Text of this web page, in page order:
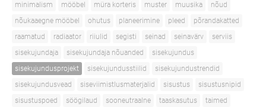
minimalism
mööbel müra korteris muster muusika
nõud
nõukaaegne mööbel
ohutus planeerimine pleed
põrandakatted
raamatud
radiaator riiulid segisti seinad seinavärv
serviis
sisekujundaja
sisekujundaja nõuanded
sisekujundus
sisekujundusprojekt
sisekujundusstiilid
sisekujundustrendid
sisekujundusvead
siseviimistlusmaterjalid sisustus
sisustusnipid
sisustuspoed
söögilaud sooneutraalne taaskasutus
taimed